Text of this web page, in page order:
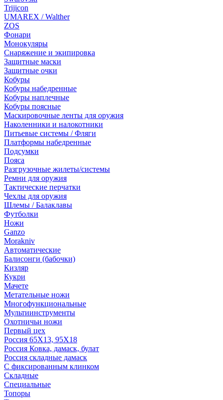
Trijicon
UMAREX / Walther
ZOS
Фонари
Монокуляры
Снаряжение и экипировка
Защитные маски
Защитные очки
Кобуры
Кобуры набедренные
Кобуры наплечные
Кобуры поясные
Маскировочные ленты для оружия
Наколенники и налокотники
Питьевые системы / Фляги
Платформы набедренные
Подсумки
Пояса
Разгрузочные жилеты/системы
Ремни для оружия
Тактические перчатки
Чехлы для оружия
Шлемы / Балаклавы
Футболки
Ножи
Ganzo
Morakniv
Автоматические
Балисонги (бабочки)
Кизляр
Кукри
Мачете
Метательные ножи
Многофункциональные
Мультиинструменты
Охотничьи ножи
Первый цех
Россия 65Х13, 95Х18
Россия Ковка, дамаск, булат
Россия складные дамаск
С фиксированным клинком
Складные
Специальные
Топоры